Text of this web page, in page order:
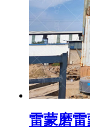
雷蒙磨